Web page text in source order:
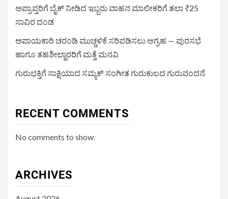
ಅಪ್ರಾಪ್ತರಿಗೆ ಬೈಕ್ ನೀಡಿದ ಇಬ್ಬರು ವಾಹನ ಮಾಲೀಕರಿಗೆ ತಲಾ ₹25
ಸಾವಿರ ದಂಡ
ಅಪಾಯಕಾರಿ ಚರಂಡಿ ಮುಚ್ಚಳಿಕೆ ಸರಿಪಡಿಸಲು ಆಗ್ರಹ — ಪುರಸಭೆ
ಹಾಗೂ ತಹಶೀಲ್ದಾರರಿಗೆ ಮತ್ತೆ ಮನವಿ
ಗುರುಭಕ್ತಿಗೆ ಸಾಕ್ಷಿಯಾದ ಸಮ್ಯಕ್ ಸಂಗೀತ ಗುರುಕುಲದ ಗುರುವಂದನೆ
RECENT COMMENTS
No comments to show.
ARCHIVES